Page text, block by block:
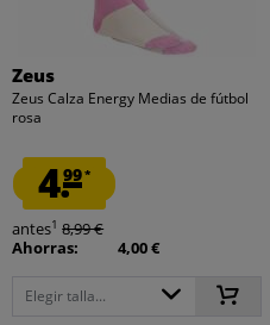
Zeus
Zeus Calza Energy Medias de fútbol
rosa
4.99*
antes1 8,99 €
Ahorras:
4,00 €
Elegir talla...